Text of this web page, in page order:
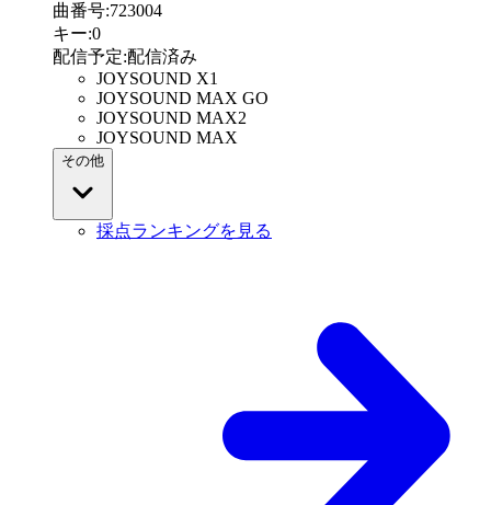
曲番号:723004
キー:0
配信予定:配信済み
JOYSOUND X1
JOYSOUND MAX GO
JOYSOUND MAX2
JOYSOUND MAX
その他
採点ランキングを見る